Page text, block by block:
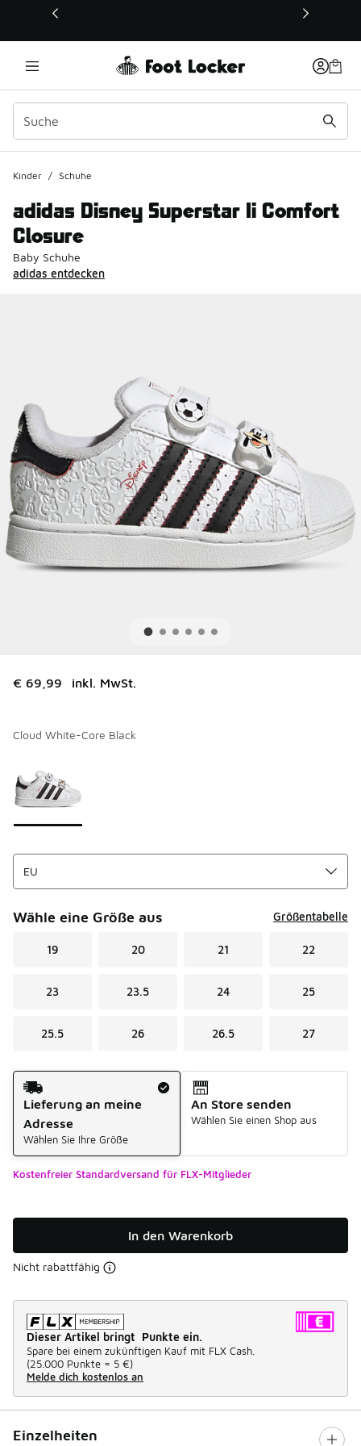
Dieser Link öffnet sich in einem neuen Fenster
Kinder / Schuhe
adidas Disney Superstar Ii Comfort
Closure
Baby Schuhe
adidas entdecken
€ 69,99 inkl. MwSt.
Cloud White-Core Black
Wähle eine Größe aus Größentabelle
19 20 21 22
23 23.5 24 25
25.5 26 26.5 27
Versandart
Lieferung an meine
Adresse
Wählen Sie Ihre Größe
An Store senden
Wählen Sie einen Shop aus
Kostenfreier Standardversand für FLX-Mitglieder
In den Warenkorb
Nicht rabattfähig
Dieser Artikel bringt Punkte ein.
Spare bei einem zukünftigen Kauf mit FLX Cash.
(25.000 Punkte = 5 €)
Melde dich kostenlos an
Einzelheiten